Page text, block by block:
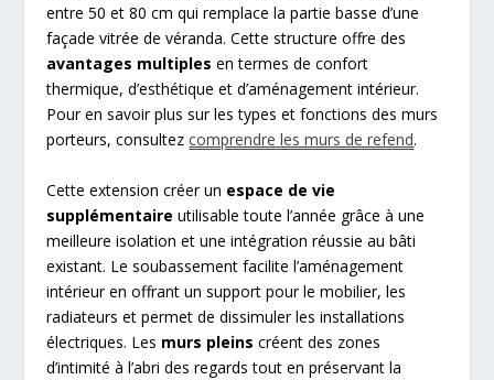
entre 50 et 80 cm qui remplace la partie basse d’une
façade vitrée de véranda. Cette structure offre des
avantages multiples en termes de confort
thermique, d’esthétique et d’aménagement intérieur.
Pour en savoir plus sur les types et fonctions des murs
porteurs, consultezcomprendre les murs de refend.
Cette extension créer un espace de vie
supplémentaire utilisable toute l’année grâce à une
meilleure isolation et une intégration réussie au bâti
existant. Le soubassement facilite l’aménagement
intérieur en offrant un support pour le mobilier, les
radiateurs et permet de dissimuler les installations
électriques. Les murs pleins créent des zones
d’intimité à l’abri des regards tout en préservant la